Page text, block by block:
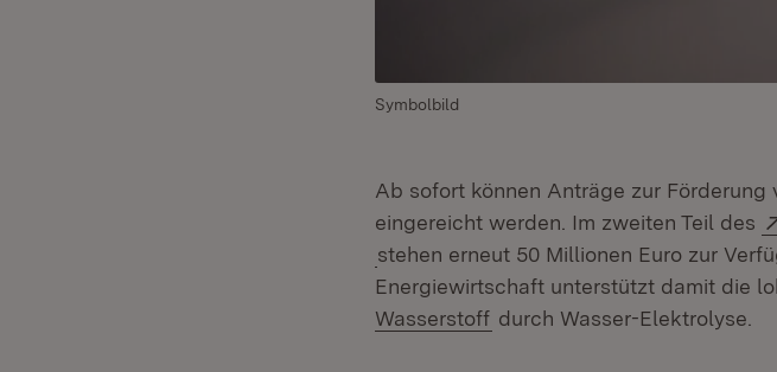
Symbolbild
Ab sofort können Anträge zur
eingereicht werden. Im zweiten Teil des
(Öffnet in neuem Fenster)
stehen erneut 50 Millionen Euro zur
Energiewirtschaft unterstützt damit die
Wasserstoff (Öffnet in neuem Fenster)
durch Wasser-Elektrolyse.